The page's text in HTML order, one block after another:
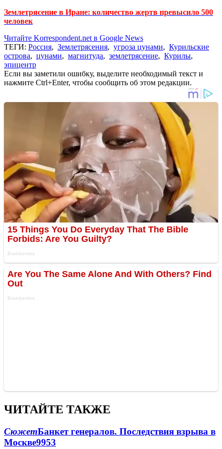
Землетрясение в Иране: количество жертв превысило 500
человек
Читайте Korrespondent.net в Google News
ТЕГИ: Россия, Землетрясения, угроза цунами, Курильские
острова, цунами, магнитуда, землетрясение, Курилы,
эпицентр
Если вы заметили ошибку, выделите необходимый текст и
нажмите Ctrl+Enter, чтобы сообщить об этом редакции.
ЧИТАЙТЕ ТАКЖЕ
СюжетБанкет генералов. Последствия взрыва в
Москве9953